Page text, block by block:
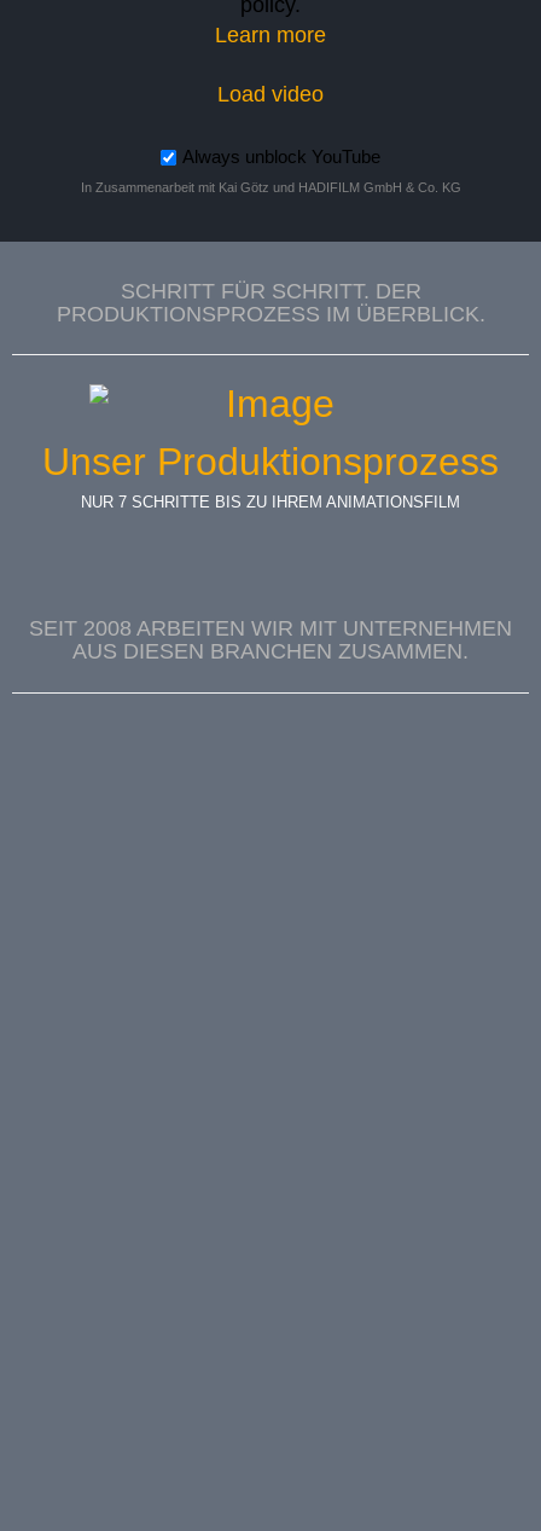
policy.
Learn more
Load video
Always unblock YouTube
In Zusammenarbeit mit Kai Götz und HADIFILM GmbH & Co. KG
SCHRITT FÜR SCHRITT. DER
PRODUKTIONSPROZESS IM ÜBERBLICK.
Unser Produktionsprozess
NUR 7 SCHRITTE BIS ZU IHREM ANIMATIONSFILM
SEIT 2008 ARBEITEN WIR MIT UNTERNEHMEN
AUS DIESEN BRANCHEN ZUSAMMEN.